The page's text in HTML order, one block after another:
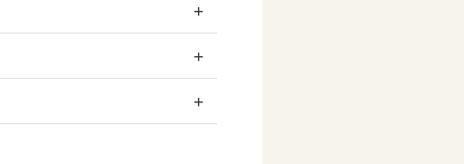
+
+
+